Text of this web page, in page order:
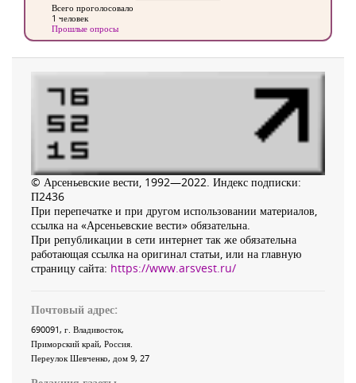
Всего проголосовало
1 человек
Прошлые опросы
© Арсеньевские вести, 1992—2022. Индекс подписки:
П2436
При перепечатке и при другом использовании материалов,
ссылка на «Арсеньевские вести» обязательна.
При републикации в сети интернет так же обязательна
работающая ссылка на оригинал статьи, или на главную
страницу сайта: https://www.arsvest.ru/
Почтовый адрес:
690091, г. Владивосток,
Приморский край, Россия
Переулок Шевченко, дом 9, 27